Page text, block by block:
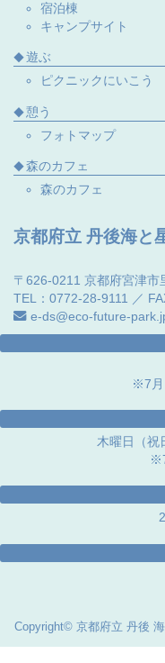
宿泊棟
キャンプサイト
遊ぶ
ピクニックにいこう
憩う
フォトマップ
森のカフェ
森のカフェ
京都府立 丹後海と
〒626-0211 京都府宮津市
TEL：0772-28-9111 ／
e-ds@eco-future-
※7月
木曜日（祝
Copyright© 京都府立 丹後